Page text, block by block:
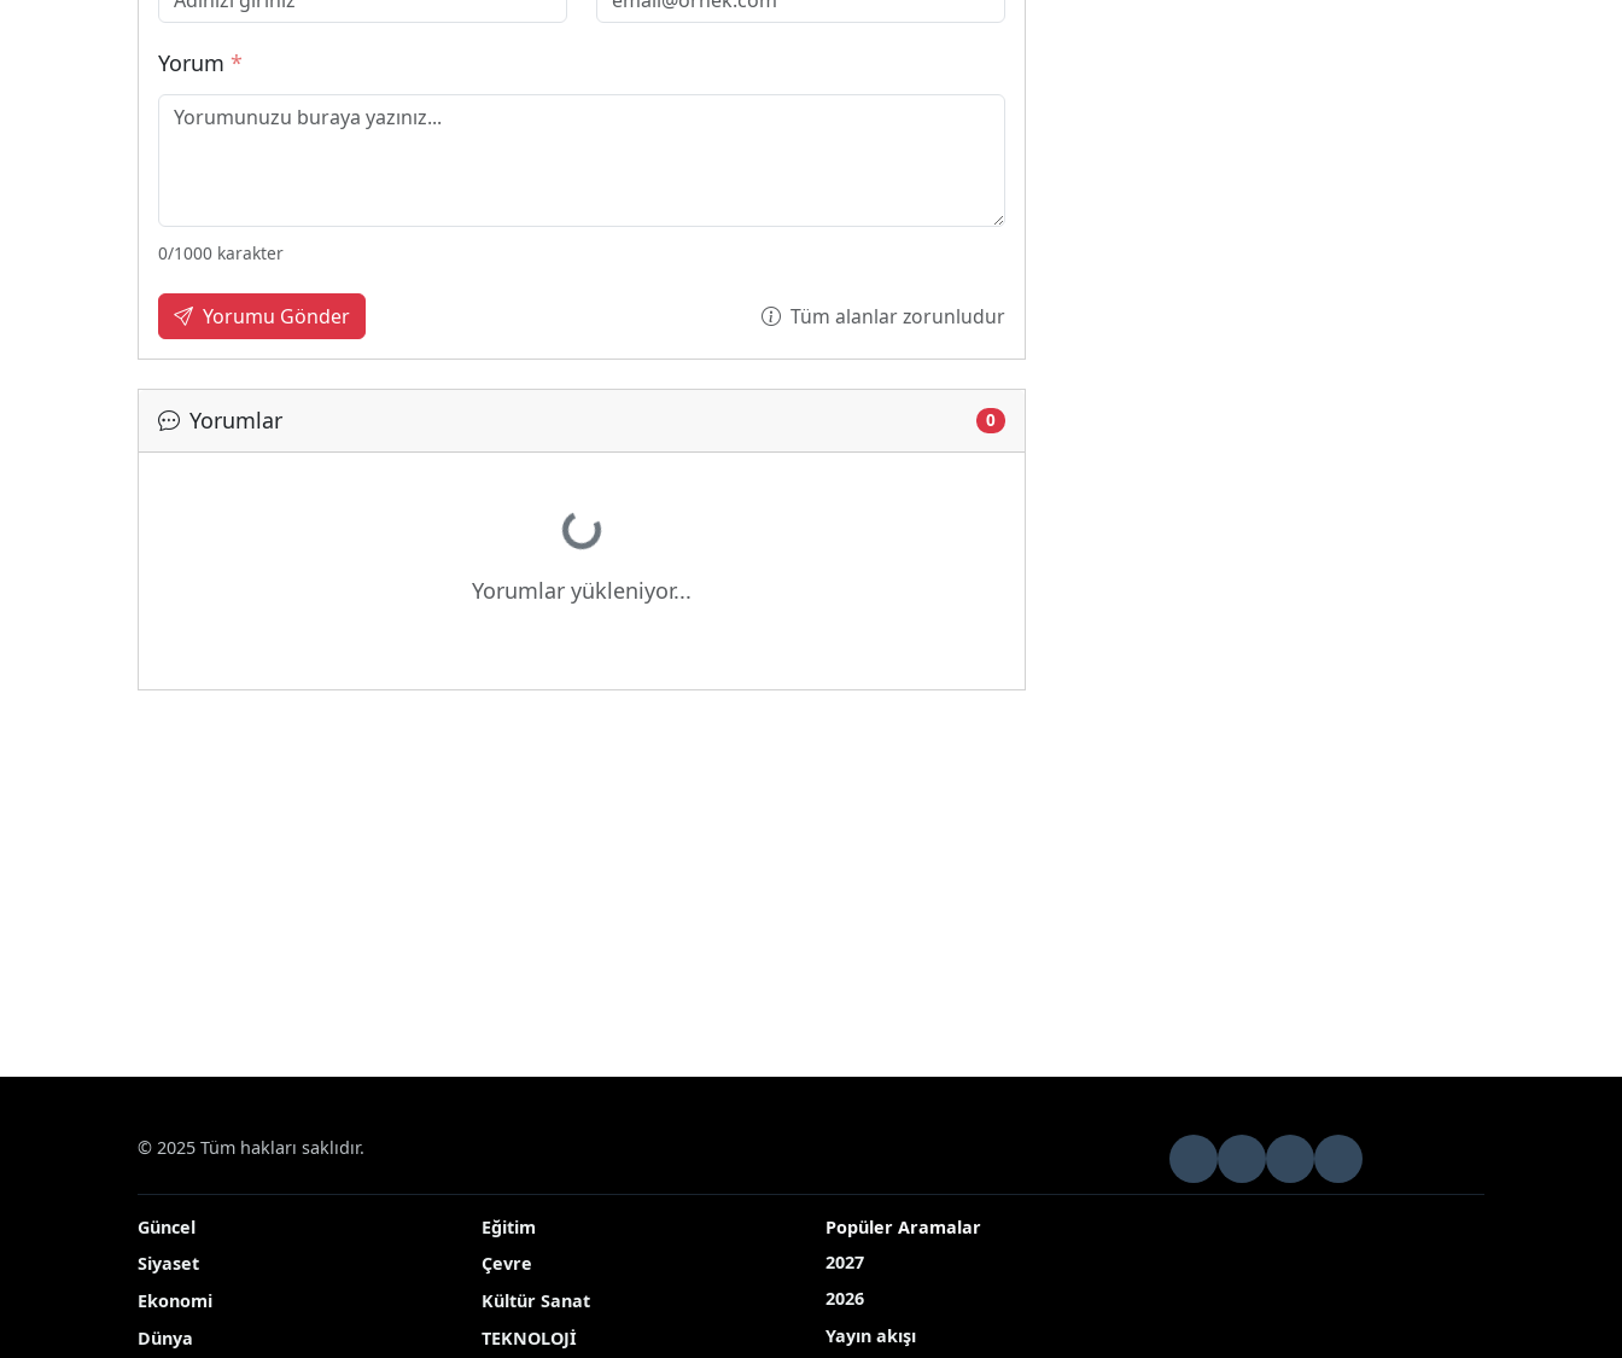
Yorum *
0/1000 karakter
Yorumu Gönder Tüm alanlar zorunludur
Yorumlar 0
Yükleniyor...
Yorumlar yükleniyor...
© 2025 Tüm hakları saklıdır.
Güncel
Siyaset
Ekonomi
Dünya
Eğitim
Çevre
Kültür Sanat
TEKNOLOJİ
Popüler Aramalar
2027
2026
Yayın akışı